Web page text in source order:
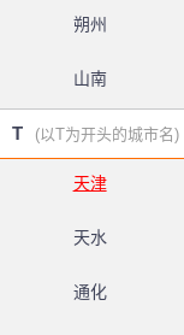
朔州
山南
T (以T为开头的城市名)
天津
天水
通化